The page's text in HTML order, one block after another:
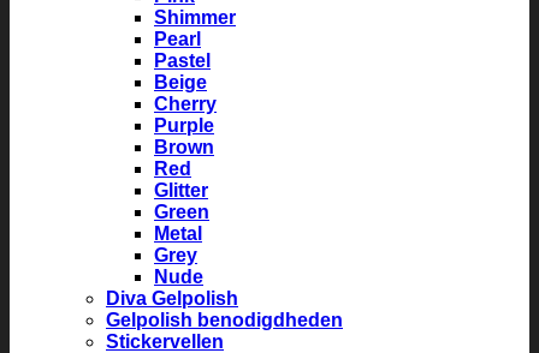
Shimmer
Pearl
Pastel
Beige
Cherry
Purple
Brown
Red
Glitter
Green
Metal
Grey
Nude
Diva Gelpolish
Gelpolish benodigdheden
Stickervellen